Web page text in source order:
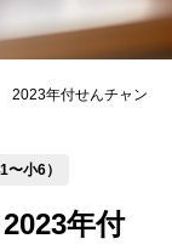
2023年付せんチャン
〜小6）
年付